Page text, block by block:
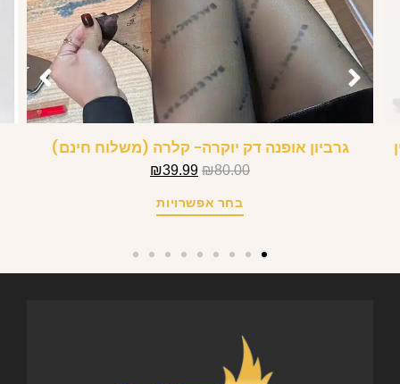
גרביון אופנה דק יוקרה- קלרה (משלוח חינם)
₪80.00
₪39.99
בחר אפשרויות